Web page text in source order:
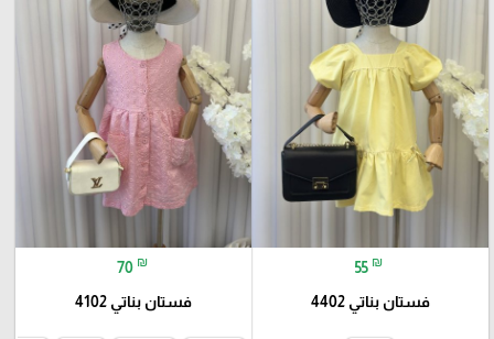
55 ₪
فستان بناتي 4402
70 ₪
فستان بناتي 4102